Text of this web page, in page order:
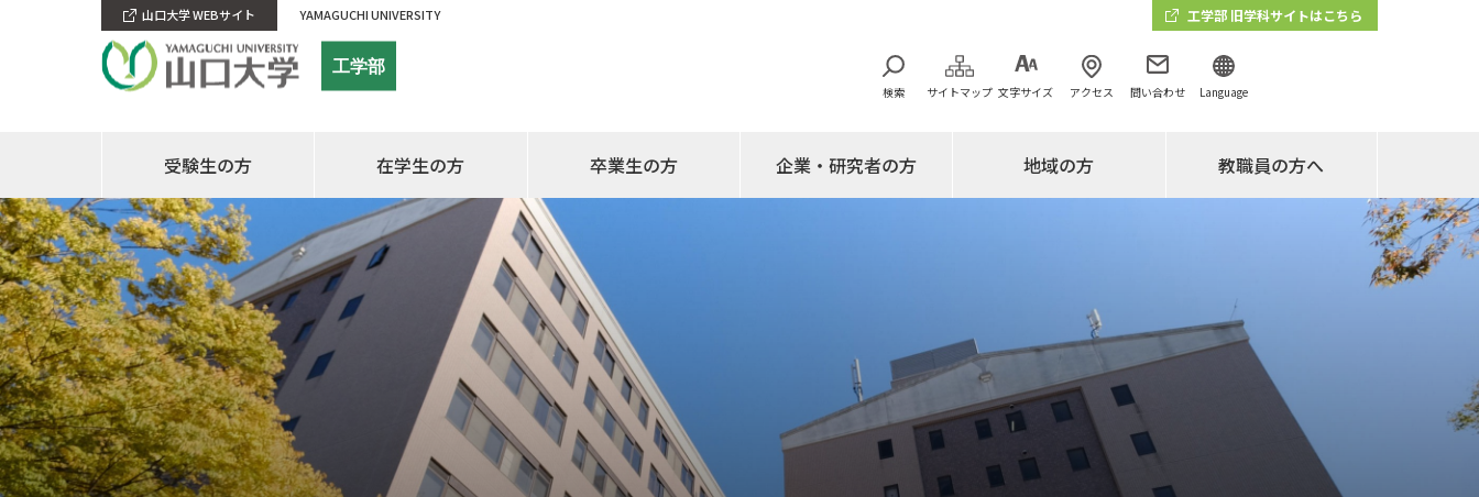
工学部
検索 サイトマップ 文字サイズ アクセス 問い合わせ Language
山口大学 WEBサイト YAMAGUCHI UNIVERSITY 工学部 旧学科サイトはこちら
受験生の方 在学生の方 卒業生の方 企業・研究者の方 地域の方 教職員の方へ